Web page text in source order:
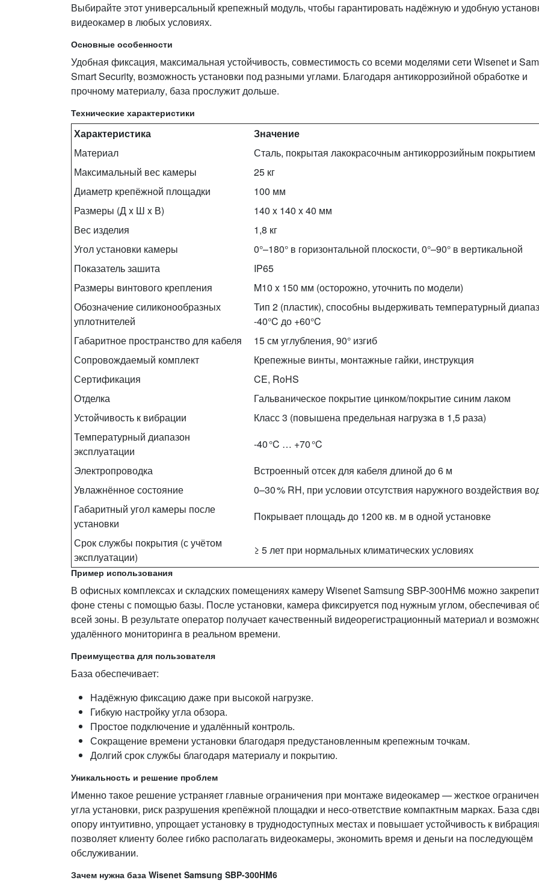
Выбирайте этот универсальный крепежный модуль, чтобы гарантировать надёжную и удобную
видеокамер в любых условиях.
Основные особенности
Удобная фиксация, максимальная устойчивость, совместимость со всеми моделями сети Wisenet и
Smart Security, возможность установки под разными углами. Благодаря антикоррозийной обработке и
прочному материалу, база прослужит дольше.
Технические характеристики
Характеристика
Значение
Материал
Сталь, покрытая лакокрасочным антикоррозийным покрытием
Максимальный вес камеры
25 кг
Диаметр крепёжной площадки
100 мм
Размеры (Д x Ш x В)
140 x 140 x 40 мм
Вес изделия
1,8 кг
Угол установки камеры
0°–180° в горизонтальной плоскости, 0°–90° в вертикальной
Показатель зашита
IP65
Размеры винтового крепления
M10 x 150 мм (осторожно, уточнить по модели)
Обозначение силиконообразных
уплотнителей
Тип 2 (пластик), способны выдерживать температурный
-40°C до +60°C
Габаритное пространство для кабеля
15 см углубления, 90° изгиб
Сопровождаемый комплект
Крепежные винты, монтажные гайки, инструкция
Сертификация
CE, RoHS
Отделка
Гальваническое покрытие цинком/покрытие синим лаком
Устойчивость к вибрации
Класс 3 (повышена предельная нагрузка в 1,5 раза)
Температурный диапазон
эксплуатации
-40 °C … +70 °C
Электропроводка
Встроенный отсек для кабеля длиной до 6 м
Увлажнённое состояние
0–30 % RH, при условии отсутствия наружного воздействия
Габаритный угол камеры после
установки
Покрывает площадь до 1200 кв. м в одной установке
Срок службы покрытия (с учётом
эксплуатации)
≥ 5 лет при нормальных климатических условиях
Пример использования
В офисных комплексах и складских помещениях камеру Wisenet Samsung SBP-300HM6 можно
фоне стены с помощью базы. После установки, камера фиксируется под нужным углом, обеспечивая
всей зоны. В результате оператор получает качественный видеорегистрационный материал и
удалённого мониторинга в реальном времени.
Преимущества для пользователя
База обеспечивает:
Надёжную фиксацию даже при высокой нагрузке.
Гибкую настройку угла обзора.
Простое подключение и удалённый контроль.
Сокращение времени установки благодаря предустановленным крепежным точкам.
Долгий срок службы благодаря материалу и покрытию.
Уникальность и решение проблем
Именно такое решение устраняет главные ограни­чения при монтаже видеокамер — жесткое
угла установки, риск разрушения крепёжной площадки и несо‑ответствие компактным мар­ках. База
опору интуитивно, упрощает установку в труднодоступных местах и повышает устойчивость к
позволяет клиенту более гибко рас­полагать видеокамеры, экономить время и деньги на последующём
обслуживании.
Зачем нужна база Wisenet Samsung SBP-300HM6